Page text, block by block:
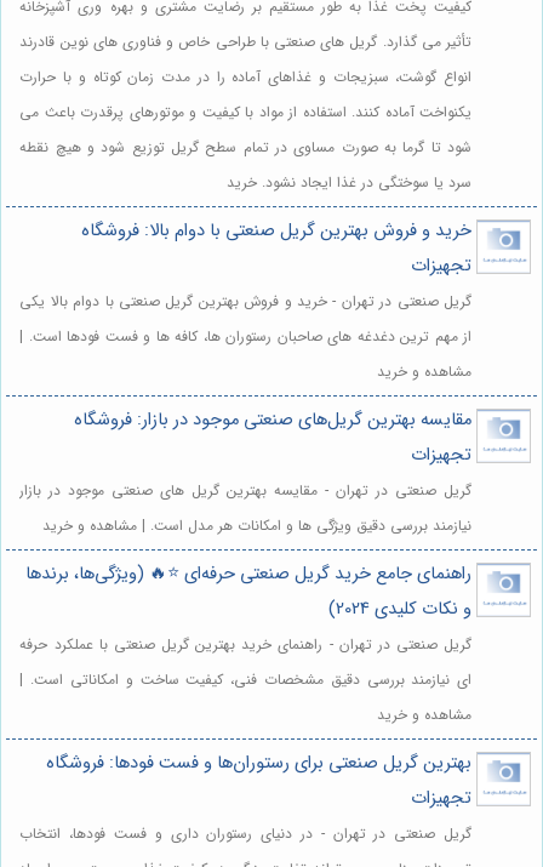
کیفیت پخت غذا به طور مستقیم بر رضایت مشتری و بهره وری آشپزخانه
تأثیر می گذارد. گریل های صنعتی با طراحی خاص و فناوری های نوین قادرند
انواع گوشت، سبزیجات و غذاهای آماده را در مدت زمان کوتاه و با حرارت
یکنواخت آماده کنند. استفاده از مواد با کیفیت و موتورهای پرقدرت باعث می
شود تا گرما به صورت مساوی در تمام سطح گریل توزیع شود و هیچ نقطه
سرد یا سوختگی در غذا ایجاد نشود. خرید
خرید و فروش بهترین گریل صنعتی با دوام بالا: فروشگاه
تجهیزات
گریل صنعتی در تهران - خرید و فروش بهترین گریل صنعتی با دوام بالا یکی
از مهم ترین دغدغه های صاحبان رستوران ها، کافه ها و فست فودها است. |
مشاهده و خرید
مقایسه بهترین گریل‌های صنعتی موجود در بازار: فروشگاه
تجهیزات
گریل صنعتی در تهران - مقایسه بهترین گریل های صنعتی موجود در بازار
نیازمند بررسی دقیق ویژگی ها و امکانات هر مدل است. | مشاهده و خرید
راهنمای جامع خرید گریل صنعتی حرفه‌ای ⭐️🔥 (ویژگی‌ها، برندها
و نکات کلیدی 2024)
گریل صنعتی در تهران - راهنمای خرید بهترین گریل صنعتی با عملکرد حرفه
ای نیازمند بررسی دقیق مشخصات فنی، کیفیت ساخت و امکاناتی است. |
مشاهده و خرید
بهترین گریل صنعتی برای رستوران‌ها و فست فودها: فروشگاه
تجهیزات
گریل صنعتی در تهران - در دنیای رستوران داری و فست فودها، انتخاب